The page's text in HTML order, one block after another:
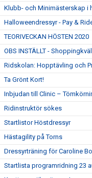
Klubb- och Minimästerskap i
Halloweendressyr - Pay &
TEORIVECKAN HÖSTEN 2020
OBS INSTÄLLT -
Ridskolan: Hopptävling och
Ta Grönt Kort!
Inbjudan till Clinic –
Ridinstruktör sökes
Startlistor Höstdressyr
Hästagility på Torns
Dressyrträning för Caroline
Startlista programridning 23